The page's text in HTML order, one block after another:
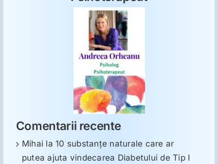
Comentarii recente
Mihai la10 substanţe naturale care ar
putea ajuta vindecarea Diabetului de Tip I